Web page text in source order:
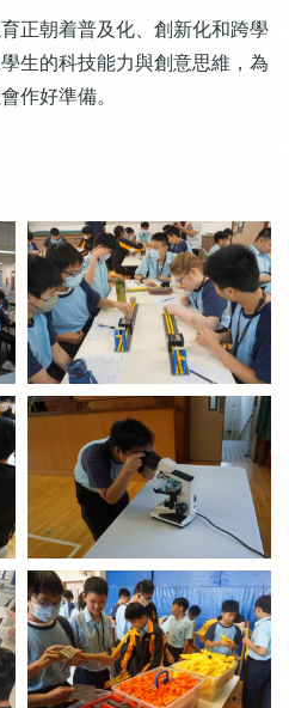
正朝着普及化、創新化和跨學
生的科技能力與創意思維，為
作好準備。